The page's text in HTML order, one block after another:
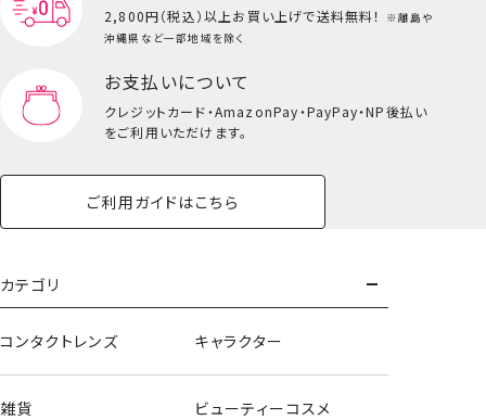
びーだまブラック
2,800円（税込）以上お買い上げで送料無料！
※離島や
沖縄県など一部地域を除く
お支払いについて
クレジットカード・AmazonPay・PayPay・NP後払い
をご利用いただけます。
ご利用ガイドはこちら
カテゴリ
コンタクトレンズ キャラクター
雑貨 ビューティーコスメ